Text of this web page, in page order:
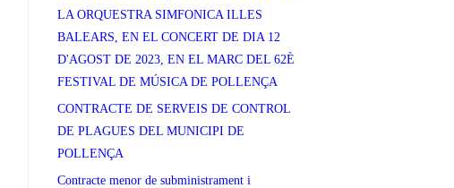
LA ORQUESTRA SIMFONICA ILLES
BALEARS, EN EL CONCERT DE DIA 12
D'AGOST DE 2023, EN EL MARC DEL 62È
FESTIVAL DE MÚSICA DE POLLENÇA
CONTRACTE DE SERVEIS DE CONTROL
DE PLAGUES DEL MUNICIPI DE
POLLENÇA
Contracte menor de subministrament i